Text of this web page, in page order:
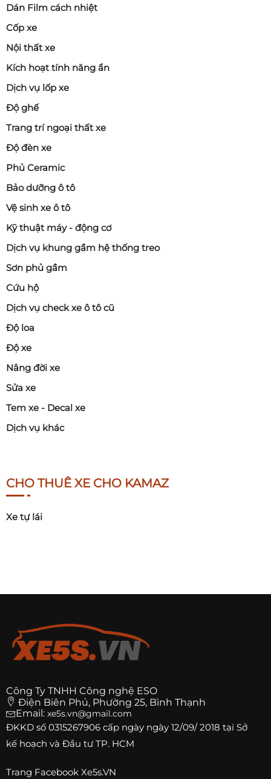
Dán Film cách nhiệt
Cốp xe
Nội thất xe
Kích hoạt tính năng ẩn
Dịch vụ lốp xe
Độ ghế
Trang trí ngoại thất xe
Độ đèn xe
Phủ Ceramic
Bảo dưỡng ô tô
Vệ sinh xe ô tô
Kỹ thuật máy - động cơ
Dịch vụ khung gầm hệ thống treo
Sơn phủ gầm
Cứu hộ
Dịch vụ check xe ô tô cũ
Độ loa
Độ xe
Nâng đời xe
Sửa xe
Tem xe - Decal xe
Dịch vụ khác
CHO THUÊ XE CHO KAMAZ
Xe tự lái
Công Ty TNHH Công nghệ ESO
Điện Biên Phủ, Phường 25, Bình Thạnh
Email: xe5s.vn@gmail.com
ĐKKD số 0315267906 cấp ngày ngày 12/09/ 2018 tại Sở
kế hoạch và Đầu tư TP. HCM
Trang Facebook Xe5s.VN